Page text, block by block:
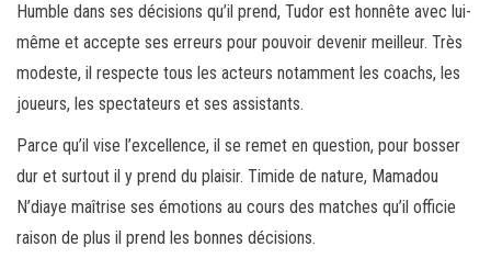
Humble dans ses décisions qu’il prend, Tudor est honnête avec lui-
même et accepte ses erreurs pour pouvoir devenir meilleur. Très
modeste, il respecte tous les acteurs notamment les coachs, les
joueurs, les spectateurs et ses assistants.
Parce qu’il vise l’excellence, il se remet en question, pour bosser
dur et surtout il y prend du plaisir. Timide de nature, Mamadou
N’diaye maîtrise ses émotions au cours des matches qu’il officie
raison de plus il prend les bonnes décisions.